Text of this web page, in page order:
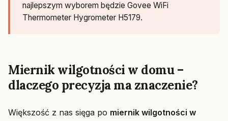
najlepszym wyborem będzie Govee WiFi
Thermometer Hygrometer H5179.
Miernik wilgotności w domu –
dlaczego precyzja ma znaczenie?
Większość z nas sięga po miernik wilgotności w